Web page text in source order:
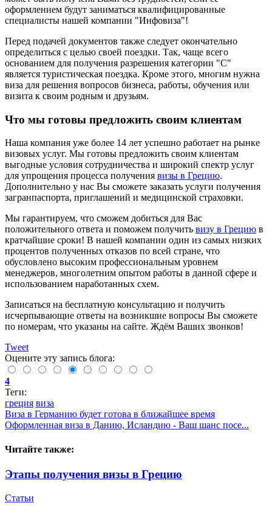
оформлением будут заниматься квалифицированные
специалисты нашей компании "Инфовиза"!
Перед подачей документов также следует окончательно
определиться с целью своей поездки. Так, чаще всего
основанием для получения разрешения категории "С"
является туристическая поездка. Кроме этого, многим нужна
виза для решения вопросов бизнеса, работы, обучения или
визита к своим родным и друзьям.
Что мы готовы предложить своим клиентам
Наша компания уже более 14 лет успешно работает на рынке
визовых услуг. Мы готовы предложить своим клиентам
выгодные условия сотрудничества и широкий спектр услуг
для упрощения процесса получения визы в Грецию.
Дополнительно у нас Вы сможете заказать услуги получения
загранпаспорта, приглашений и медицинской страховки.
Мы гарантируем, что сможем добиться для Вас
положительного ответа и поможем получить визу в Грецию в
кратчайшие сроки! В нашей компании один из самых низких
процентов полученных отказов по всей стране, что
обусловлено высоким профессиональным уровнем
менеджеров, многолетним опытом работы в данной сфере и
использованием наработанных схем.
Записаться на бесплатную консультацию и получить
исчерпывающие ответы на возникшие вопросы Вы сможете
по номерам, что указаны на сайте. Ждём Ваших звонков!
Tweet
Оцените эту запись блога:
4
Теги:
греция виза
Виза в Германию будет готова в ближайшее время
Оформленная виза в Данию, Исландию - Ваш шанс посе...
Читайте также:
Этапы получения визы в Грецию
Статьи